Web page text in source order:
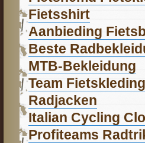
Fietsshirt
Aanbieding
Beste
MTB-Bekleidung
Team Fietskleding
Radjacken
Italian Cycling
Profiteams